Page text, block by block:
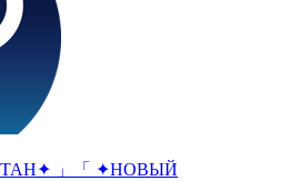
」「 ✦НОВЫЙ